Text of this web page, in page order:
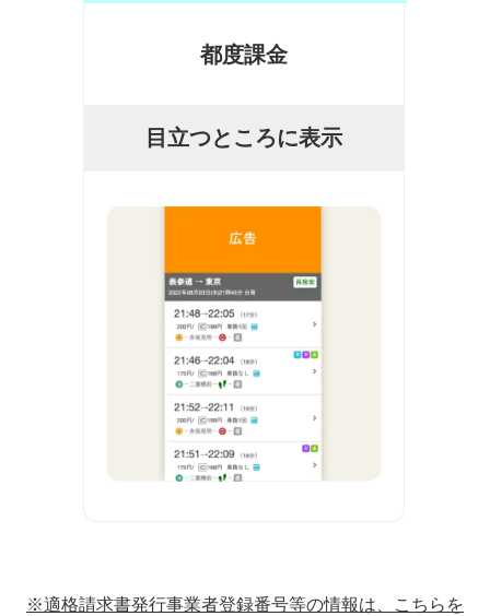
都度課金
目立つところに表示
※適格請求書発行事業者登録番号等の情報は、こちらを